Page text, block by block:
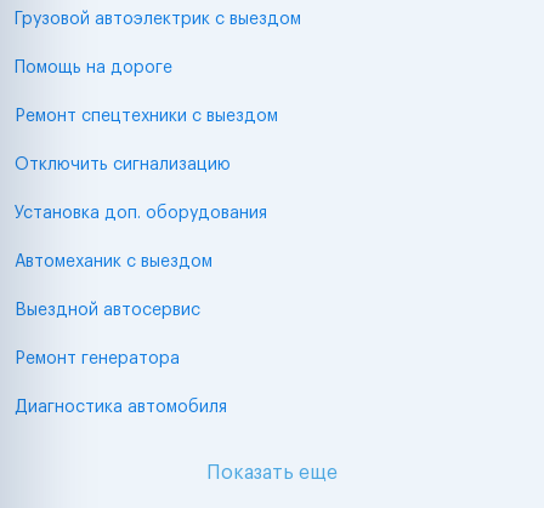
Грузовой автоэлектрик с выездом
Помощь на дороге
Ремонт спецтехники с выездом
Отключить сигнализацию
Установка доп. оборудования
Автомеханик с выездом
Выездной автосервис
Ремонт генератора
Диагностика автомобиля
Показать еще